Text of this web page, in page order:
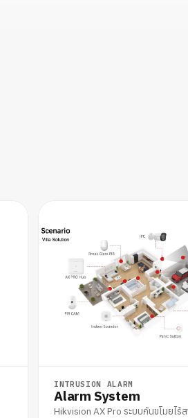
INTRUSION ALARM
Alarm System
Hikvision AX Pro ระบบกันขโมยไร้